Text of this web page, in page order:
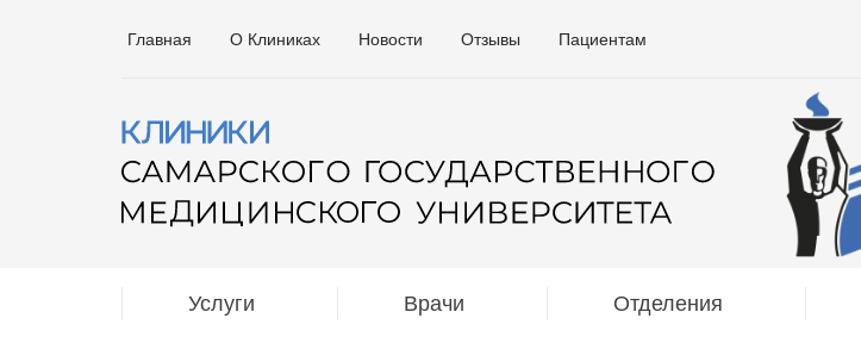
Главная О Клиниках Новости Отзывы Пациентам
Услуги Врачи Отделения